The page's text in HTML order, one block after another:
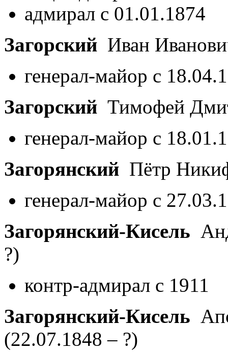
адмирал с 01.01.1874
Загорский Иван
генерал-майор с
Загорский Тимофей
генерал-майор с
Загорянский Пётр
генерал-майор с
Загорянский-Кисель
?)
контр-адмирал с 1911
Загорянский-Кисель
(22.07.1848 – ?)